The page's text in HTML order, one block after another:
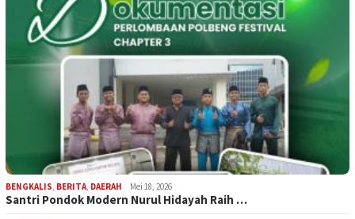
BENGKALIS, BERITA, DAERAH Mei 18, 2026
Santri Pondok Modern Nurul Hidayah Raih …